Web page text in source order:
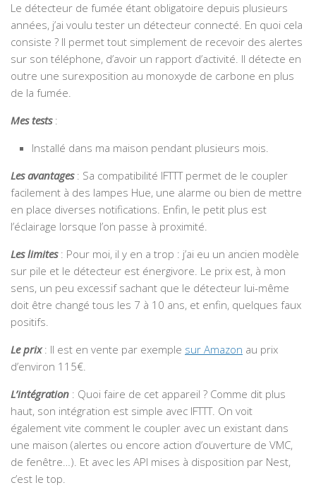
Le détecteur de fumée étant obligatoire depuis plusieurs
années, j’ai voulu tester un détecteur connecté. En quoi cela
consiste ? Il permet tout simplement de recevoir des alertes
sur son téléphone, d’avoir un rapport d’activité. Il détecte en
outre une surexposition au monoxyde de carbone en plus
de la fumée.
Mes tests:
Installé dans ma maison pendant plusieurs mois.
Les avantages : Sa compatibilité IFTTT permet de le coupler
facilement à des lampes Hue, une alarme ou bien de mettre
en place diverses notifications. Enfin, le petit plus est
l’éclairage lorsque l’on passe à proximité.
Les limites: Pour moi, il y en a trop : j’ai eu un ancien modèle
sur pile et le détecteur est énergivore. Le prix est, à mon
sens, un peu excessif sachant que le détecteur lui-même
doit être changé tous les 7 à 10 ans, et enfin, quelques faux
positifs.
Le prix: Il est en vente par exemple sur Amazon au prix
d’environ 115€.
L’intégration : Quoi faire de cet appareil ? Comme dit plus
haut, son intégration est simple avec IFTTT. On voit
également vite comment le coupler avec un existant dans
une maison (alertes ou encore action d’ouverture de VMC,
de fenêtre…). Et avec les API mises à disposition par Nest,
c’est le top.